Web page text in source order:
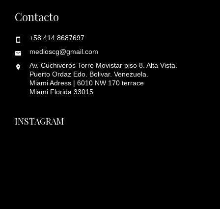
Contacto
+58 414 8687697
medioscg@gmail.com
Av. Cuchiveros Torre Movistar piso 8. Alta Vista.
Puerto Ordaz Edo. Bolivar. Venezuela.
Miami Adress | 6010 NW 170 terrace
Miami Florida 33015
INSTAGRAM